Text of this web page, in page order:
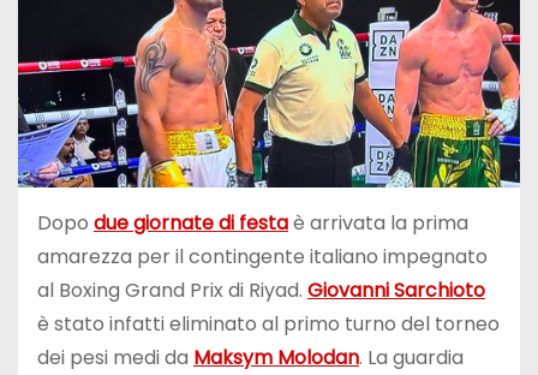
Dopo due giornate di festaè arrivata la prima
amarezza per il contingente italiano impegnato
al Boxing Grand Prix di Riyad. Giovanni Sarchioto
è stato infatti eliminato al primo turno del torneo
dei pesi medi da Maksym Molodan. La guardia